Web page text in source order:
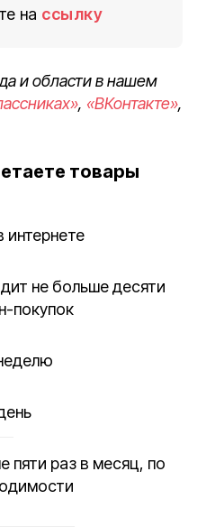
на ссылку
и области в нашем
, «ВКонтакте»,
товары
не больше десяти
покупок
пяти раз в месяц, по